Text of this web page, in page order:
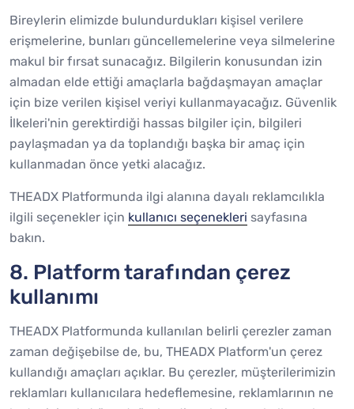
Bireylerin elimizde bulundurdukları kişisel verilere
erişmelerine, bunları güncellemelerine veya silmelerine
makul bir fırsat sunacağız. Bilgilerin konusundan izin
almadan elde ettiği amaçlarla bağdaşmayan amaçlar
için bize verilen kişisel veriyi kullanmayacağız. Güvenlik
İlkeleri'nin gerektirdiği hassas bilgiler için, bilgileri
paylaşmadan ya da toplandığı başka bir amaç için
kullanmadan önce yetki alacağız.
THEADX Platformunda ilgi alanına dayalı reklamcılıkla
ilgili seçenekler için kullanıcı seçenekleri sayfasına
bakın.
8. Platform tarafından çerez
kullanımı
THEADX Platformunda kullanılan belirli çerezler zaman
zaman değişebilse de, bu, THEADX Platform'un çerez
kullandığı amaçları açıklar. Bu çerezler, müşterilerimizin
reklamları kullanıcılara hedeflemesine, reklamlarının ne